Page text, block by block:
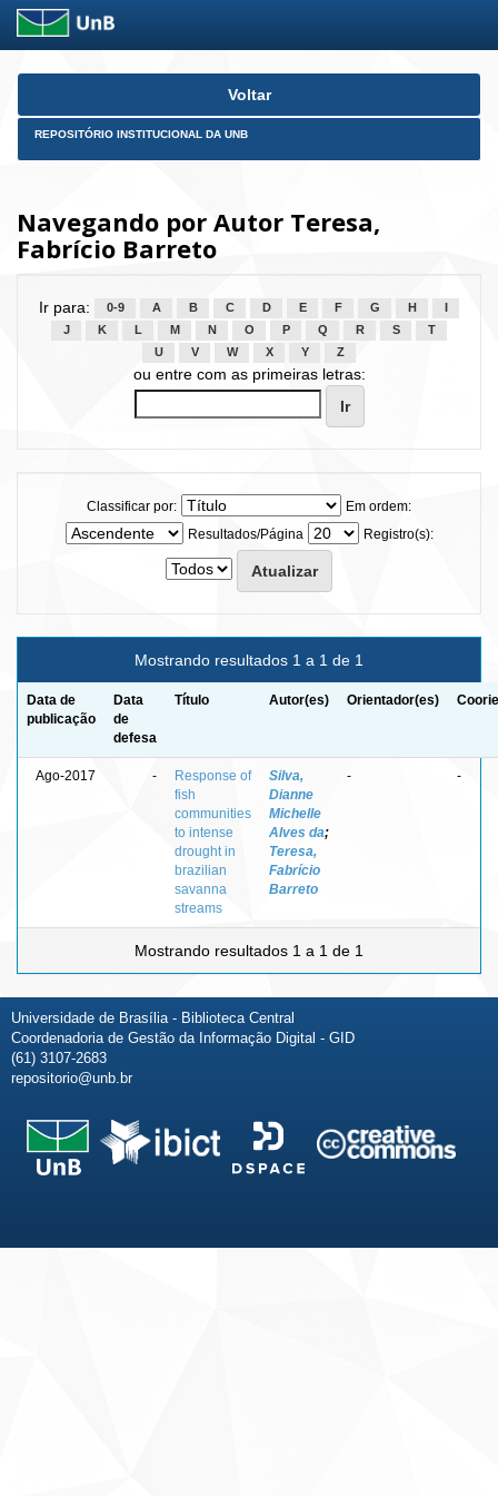
Skip
Voltar
REPOSITÓRIO INSTITUCIONAL DA UNB
Navegando por Autor Teresa,
Fabrício Barreto
Ir para: 0-9 A B C D E F G H
J
K L M N O P Q R S
T
U
V W X Y Z
ou entre com as primeiras letras:
Classificar por:
Em ordem:
Resultados/Página
Registro(s):
Mostrando resultados 1 a 1 de 1
Data de
publicação
Data
de
defesa
Título Autor(es) Orientador(es)
Ago-2017 -
Response of
fish
communities
to intense
drought in
brazilian
savanna
streams
Silva,
Dianne
Michelle
Alves da;
Teresa,
Fabrício
Barreto
- -
Mostrando resultados 1 a 1 de 1
Universidade de Brasília - Biblioteca Central
Coordenadoria de Gestão da Informação Digital - GID
(61) 3107-2683
repositorio@unb.br